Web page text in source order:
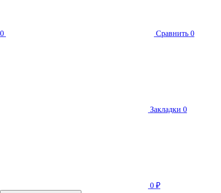
0 Сравнить 0
Закладки 0
0 ₽